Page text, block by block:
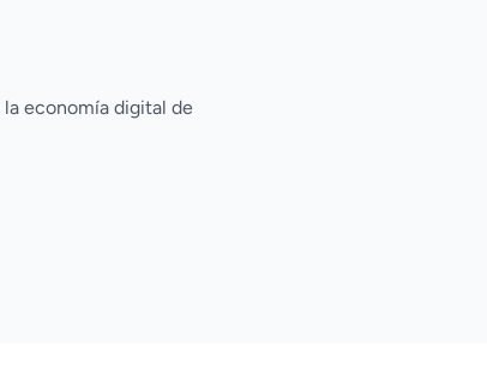
la economía digital de